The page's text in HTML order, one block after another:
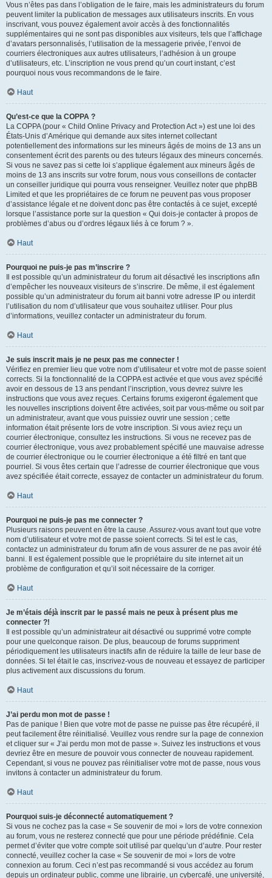
Vous n’êtes pas dans l’obligation de le faire, mais les administrateurs du forum
peuvent limiter la publication de messages aux utilisateurs inscrits. En vous
inscrivant, vous pouvez également avoir accès à des fonctionnalités
supplémentaires qui ne sont pas disponibles aux visiteurs, tels que l’affichage
d’avatars personnalisés, l’utilisation de la messagerie privée, l’envoi de
courriers électroniques aux autres utilisateurs, l’adhésion à un groupe
d’utilisateurs, etc. L’inscription ne vous prend qu’un court instant, c’est
pourquoi nous vous recommandons de le faire.
Haut
Qu’est-ce que la COPPA ?
La COPPA (pour « Child Online Privacy and Protection Act ») est une loi des
États-Unis d’Amérique qui demande aux sites internet collectant
potentiellement des informations sur les mineurs âgés de moins de 13 ans un
consentement écrit des parents ou des tuteurs légaux des mineurs concernés.
Si vous ne savez pas si cette loi s’applique également aux mineurs âgés de
moins de 13 ans inscrits sur votre forum, nous vous conseillons de contacter
un conseiller juridique qui pourra vous renseigner. Veuillez noter que phpBB
Limited et que les propriétaires de ce forum ne peuvent pas vous proposer
d’assistance légale et ne doivent donc pas être contactés à ce sujet, excepté
lorsque l’assistance porte sur la question « Qui dois-je contacter à propos de
problèmes d’abus ou d’ordres légaux liés à ce forum ? ».
Haut
Pourquoi ne puis-je pas m’inscrire ?
Il est possible qu’un administrateur du forum ait désactivé les inscriptions afin
d’empêcher les nouveaux visiteurs de s’inscrire. De même, il est également
possible qu’un administrateur du forum ait banni votre adresse IP ou interdit
l’utilisation du nom d’utilisateur que vous souhaitez utiliser. Pour plus
d’informations, veuillez contacter un administrateur du forum.
Haut
Je suis inscrit mais je ne peux pas me connecter !
Vérifiez en premier lieu que votre nom d’utilisateur et votre mot de passe soient
corrects. Si la fonctionnalité de la COPPA est activée et que vous avez spécifié
avoir en dessous de 13 ans pendant l’inscription, vous devrez suivre les
instructions que vous avez reçues. Certains forums exigeront également que
les nouvelles inscriptions doivent être activées, soit par vous-même ou soit par
un administrateur, avant que vous puissiez ouvrir une session ; cette
information était présente lors de votre inscription. Si vous aviez reçu un
courrier électronique, consultez les instructions. Si vous ne recevez pas de
courrier électronique, vous avez probablement spécifié une mauvaise adresse
de courrier électronique ou le courrier électronique a été filtré en tant que
pourriel. Si vous êtes certain que l’adresse de courrier électronique que vous
avez spécifiée était correcte, essayez de contacter un administrateur du forum.
Haut
Pourquoi ne puis-je pas me connecter ?
Plusieurs raisons peuvent en être la cause. Assurez-vous avant tout que votre
nom d’utilisateur et votre mot de passe soient corrects. Si tel est le cas,
contactez un administrateur du forum afin de vous assurer de ne pas avoir été
banni. Il est également possible que le propriétaire du site internet ait un
problème de configuration et qu’il soit nécessaire de la corriger.
Haut
Je m’étais déjà inscrit par le passé mais ne peux à présent plus me
connecter ?!
Il est possible qu’un administrateur ait désactivé ou supprimé votre compte
pour une quelconque raison. De plus, beaucoup de forums suppriment
périodiquement les utilisateurs inactifs afin de réduire la taille de leur base de
données. Si tel était le cas, inscrivez-vous de nouveau et essayez de participer
plus activement aux discussions du forum.
Haut
J’ai perdu mon mot de passe !
Pas de panique ! Bien que votre mot de passe ne puisse pas être récupéré, il
peut facilement être réinitialisé. Veuillez vous rendre sur la page de connexion
et cliquer sur « J’ai perdu mon mot de passe ». Suivez les instructions et vous
devriez être en mesure de pouvoir vous connecter de nouveau rapidement.
Cependant, si vous ne pouvez pas réinitialiser votre mot de passe, nous vous
invitons à contacter un administrateur du forum.
Haut
Pourquoi suis-je déconnecté automatiquement ?
Si vous ne cochez pas la case « Se souvenir de moi » lors de votre connexion
au forum, vous ne resterez connecté que pour une période prédéfinie. Cela
permet d’éviter que votre compte soit utilisé par quelqu’un d’autre. Pour rester
connecté, veuillez cocher la case « Se souvenir de moi » lors de votre
connexion au forum. Ceci n’est pas recommandé si vous accédez au forum
depuis un ordinateur public, comme une librairie, un cybercafé, une université,